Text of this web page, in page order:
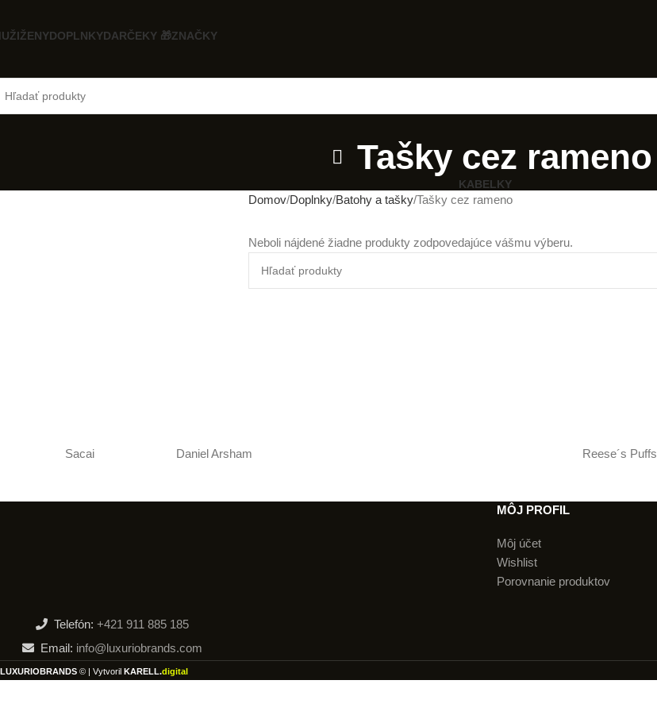
ŽENYDOPLNKYDARČEKY 🎁ZNAČKY
Tašky cez rameno
KABELKY
Domov Doplnky Batohy a tašky Tašky cez rameno
Neboli nájdené žiadne produkty zodpovedajúce vášmu výberu.
Sacai Daniel Arsham Reese´s Puffs
Telefón: +421 911 885 185
Email: info@luxuriobrands.com
MÔJ PROFIL
Môj účet
Wishlist
Porovnanie produktov
LUXURIOBRANDS © | Vytvoril KARELL.digital